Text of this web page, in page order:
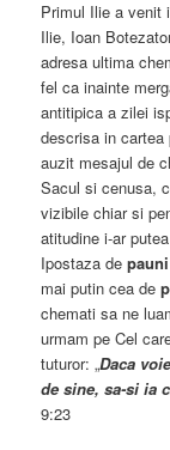
Primul Ilie a venit
Ilie, Ioan
adresa ultima
fel ca inainte
antitipica a zilei
descrisa in
auzit mesajul de
Sacul si cenusa,
vizibile chiar si
atitudine i-ar
Ipostaza depauni
mai putin cea de
chemati sa ne
urmam pe Cel
tuturor: „Daca
de sine, sa-si ia
9:23